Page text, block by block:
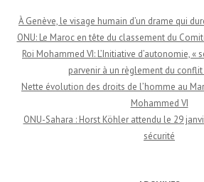
À Genève, le visage humain d’un drame qui
ONU: Le Maroc en tête du classement du
Roi Mohammed VI: L’Initiative d’autonomie,
parvenir à un règlement du conflit
Nette évolution des droits de l’homme au
Mohammed VI
ONU-Sahara : Horst Köhler attendu le 29
sécurité